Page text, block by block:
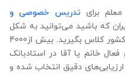
برای تدریس خصوصی و
که باشید می‌توانید به شکل
با بهترین معلمین کشور کلاس بگیرید. بیش از4000
فعال خانم یا آقا در استادبانک
دقیق انتخاب شده‌ و